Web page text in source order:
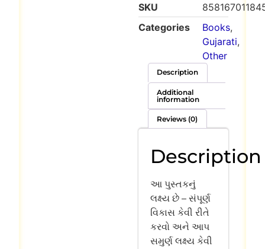
SKU
Categories
Books,
Gujarati,
Other
Description
Additional
information
Reviews (0)
Description
આ પુસ્તકનું
લક્ષ્ય છે – સંપૂર્ણ
વિકાસ કેવી રીતે
કરવો અને આપ
સમુર્ણ લક્ષ્ય કેવી